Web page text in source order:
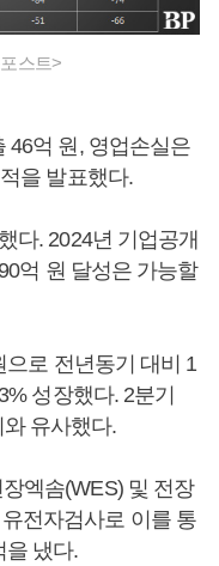
스트>
46억 원, 영업손실은
을 발표했다.
다. 2024년 기업공개
억 원 달성은 가능할
으로 전년동기 대비 1
성장했다. 2분기
유사했다.
엑솜(WES) 및 전장
전자검사로 이를 통
을 냈다.